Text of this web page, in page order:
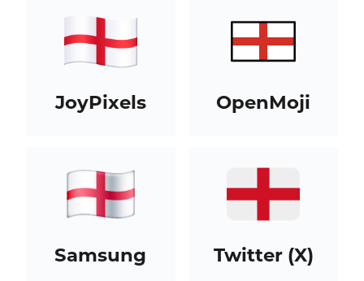
JoyPixels OpenMoji
Samsung Twitter (X)